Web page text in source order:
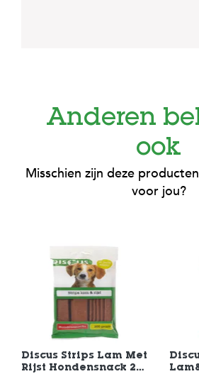
Anderen
ook
Misschien zijn deze
voor jou?
Discus Strips Lam Met
Rijst Hondensnack 20